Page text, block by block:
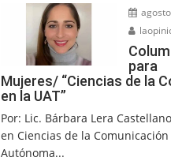
para
Mujeres/ “Ciencias de la
en la UAT”
Por: Lic. Bárbara Lera
en Ciencias de la
Autónoma...